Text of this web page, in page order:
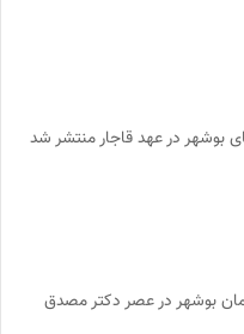
بوشهر در عهد قاجار منتشر شد
بوشهر در عصر دکتر مصدق